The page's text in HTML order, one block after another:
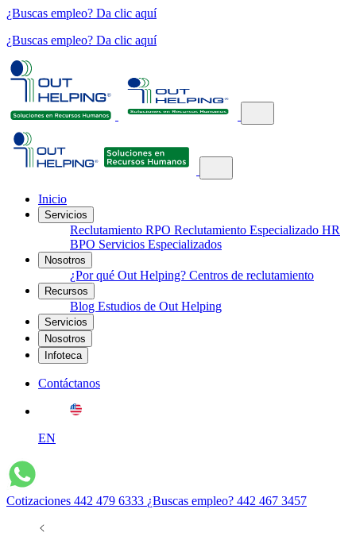
¿Buscas empleo? Da clic aquí
¿Buscas empleo? Da clic aquí
Inicio
Servicios
Reclutamiento RPO Reclutamiento Especializado HR
BPO Servicios Especializados
Nosotros
¿Por qué Out Helping? Centros de reclutamiento
Recursos
Blog Estudios de Out Helping
Servicios
Nosotros
Infoteca
Contáctanos
EN
Cotizaciones 442 479 6333 ¿Buscas empleo? 442 467 3457